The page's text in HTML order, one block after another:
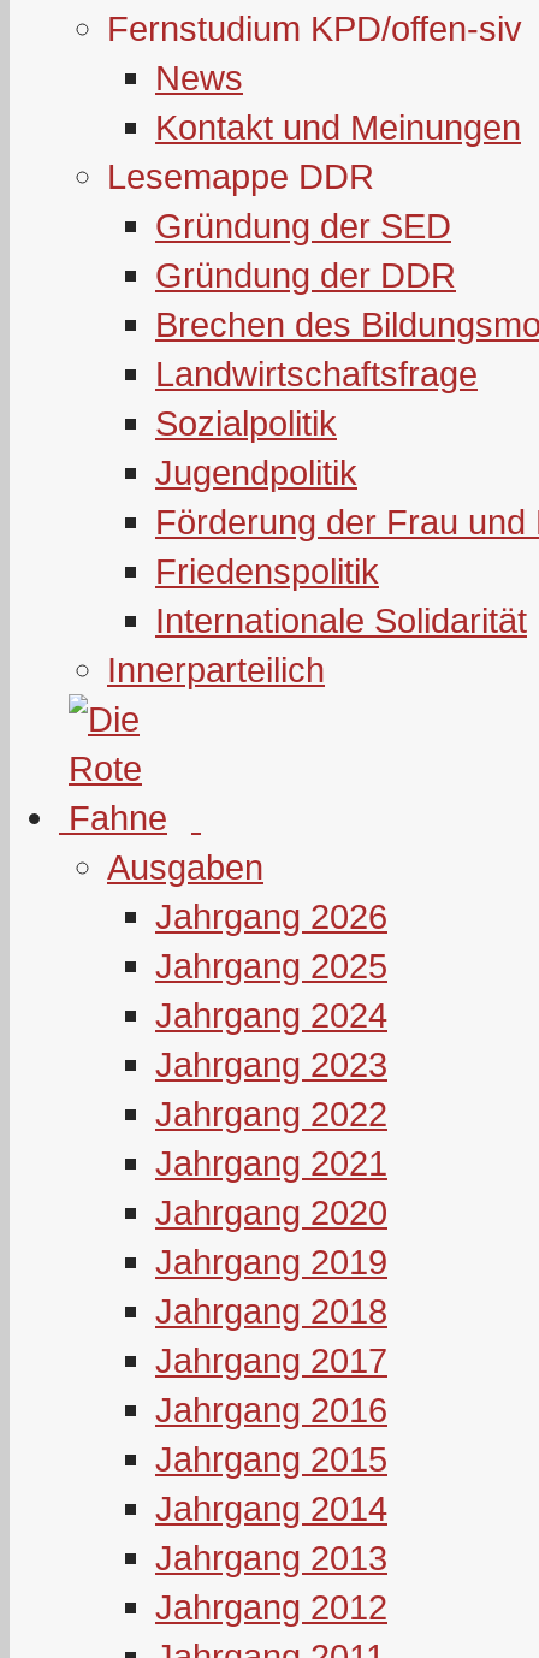
Fernstudium KPD/offen-siv
News
Kontakt und Meinungen
Lesemappe DDR
Gründung der SED
Gründung der DDR
Brechen des
Landwirtschaftsfrage
Sozialpolitik
Jugendpolitik
Förderung der Frau und
Friedenspolitik
Internationale Solidarität
Innerparteilich
Ausgaben
Jahrgang 2026
Jahrgang 2025
Jahrgang 2024
Jahrgang 2023
Jahrgang 2022
Jahrgang 2021
Jahrgang 2020
Jahrgang 2019
Jahrgang 2018
Jahrgang 2017
Jahrgang 2016
Jahrgang 2015
Jahrgang 2014
Jahrgang 2013
Jahrgang 2012